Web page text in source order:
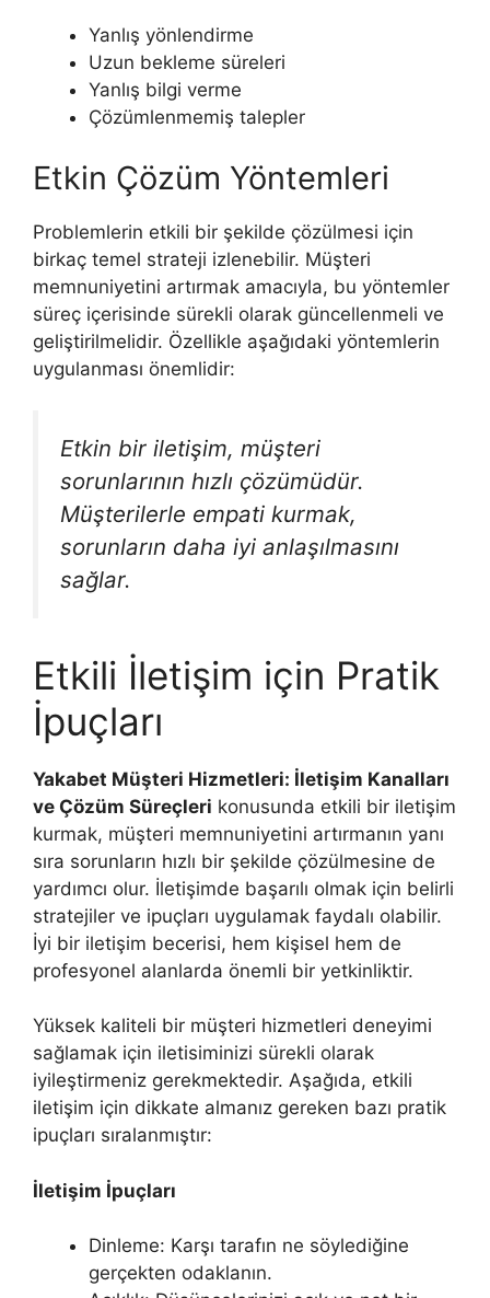
Yanlış yönlendirme
Uzun bekleme süreleri
Yanlış bilgi verme
Çözümlenmemiş talepler
Etkin Çözüm Yöntemleri
Problemlerin etkili bir şekilde çözülmesi için
birkaç temel strateji izlenebilir. Müşteri
memnuniyetini artırmak amacıyla, bu yöntemler
süreç içerisinde sürekli olarak güncellenmeli ve
geliştirilmelidir. Özellikle aşağıdaki yöntemlerin
uygulanması önemlidir:
Etkin bir iletişim, müşteri
sorunlarının hızlı çözümüdür.
Müşterilerle empati kurmak,
sorunların daha iyi anlaşılmasını
sağlar.
Etkili İletişim için Pratik
İpuçları
Yakabet Müşteri Hizmetleri: İletişim Kanalları
ve Çözüm Süreçleri konusunda etkili bir iletişim
kurmak, müşteri memnuniyetini artırmanın yanı
sıra sorunların hızlı bir şekilde çözülmesine de
yardımcı olur. İletişimde başarılı olmak için belirli
stratejiler ve ipuçları uygulamak faydalı olabilir.
İyi bir iletişim becerisi, hem kişisel hem de
profesyonel alanlarda önemli bir yetkinliktir.
Yüksek kaliteli bir müşteri hizmetleri deneyimi
sağlamak için iletisiminizi sürekli olarak
iyileştirmeniz gerekmektedir. Aşağıda, etkili
iletişim için dikkate almanız gereken bazı pratik
ipuçları sıralanmıştır:
İletişim İpuçları
Dinleme: Karşı tarafın ne söylediğine
gerçekten odaklanın.